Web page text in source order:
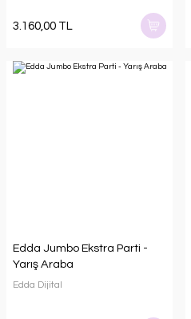
3.160,00 TL
Edda Jumbo Ekstra Parti -
Yarış Araba
Edda Dijital